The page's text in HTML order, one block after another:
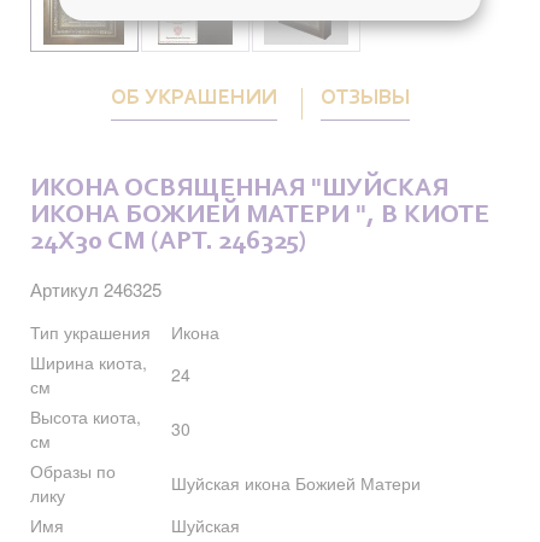
ОБ УКРАШЕНИИ ОТЗЫВЫ
ИКОНА ОСВЯЩЕННАЯ "ШУЙСКАЯ
ИКОНА БОЖИЕЙ МАТЕРИ ", В КИОТЕ
24X30 СМ (АРТ. 246325)
Артикул 246325
Тип украшения
Икона
Ширина киота,
см
24
Высота киота,
см
30
Образы по
лику
Шуйская икона Божией Матери
Имя
Шуйская